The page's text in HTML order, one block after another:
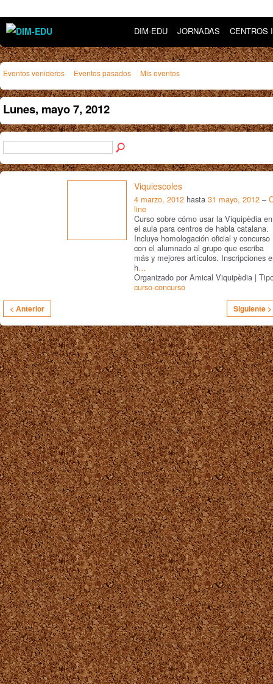
DIM-EDU JORNADAS CENTROS
Eventos venideros Eventos pasados Mis eventos
Lunes, mayo 7, 2012
Viquiescoles
4 marzo, 2012 hasta 31 mayo, 2012 –
line
Curso sobre cómo usar la Viquipèdia en
el aula para centros de habla catalana.
Incluye homologación oficial y concurso
con el alumnado al grupo que escriba
más y mejores artículos. Inscripciones
h…
Organizado por Amical Viquipèdia |
curso-concurso
< Anterior Siguiente >